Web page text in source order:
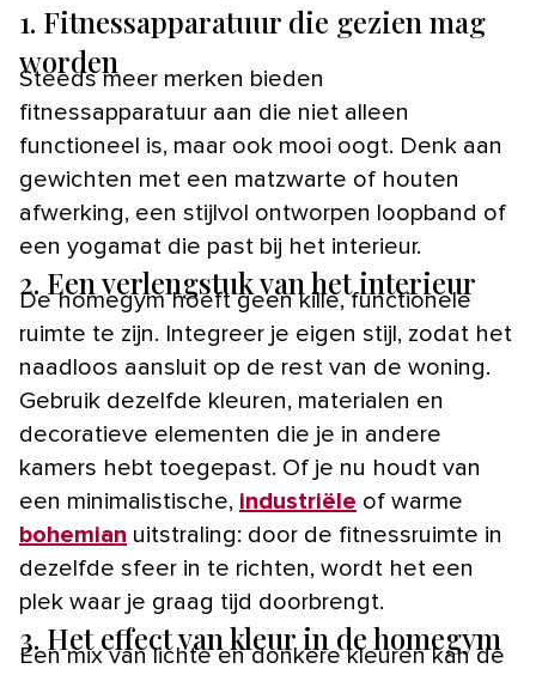
1. Fitnessapparatuur die gezien mag
worden
Steeds meer merken bieden
fitnessapparatuur aan die niet alleen
functioneel is, maar ook mooi oogt. Denk aan
gewichten met een matzwarte of houten
afwerking, een stijlvol ontworpen loopband of
een yogamat die past bij het interieur.
2. Een verlengstuk van het interieur
De homegym hoeft geen kille, functionele
ruimte te zijn. Integreer je eigen stijl, zodat het
naadloos aansluit op de rest van de woning.
Gebruik dezelfde kleuren, materialen en
decoratieve elementen die je in andere
kamers hebt toegepast. Of je nu houdt van
een minimalistische, industriële of warme
bohemian uitstraling: door de fitnessruimte in
dezelfde sfeer in te richten, wordt het een
plek waar je graag tijd doorbrengt.
3. Het effect van kleur in de homegym
Een mix van lichte en donkere kleuren kan de